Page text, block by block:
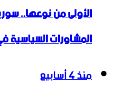
الأولى من نوعها..
المشاورات
منذ 4 أسابيع